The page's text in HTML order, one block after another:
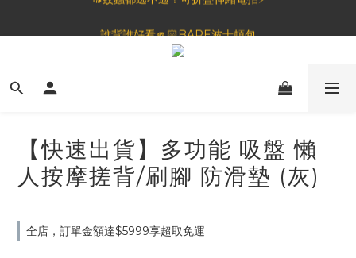
誰背誰好看🫵🏻BAPE波士頓包
【快速出貨】多功能 吸盤 懶
人按摩搓背/刷腳 防滑墊 (灰)
全店，訂單金額達$5999享超取免運